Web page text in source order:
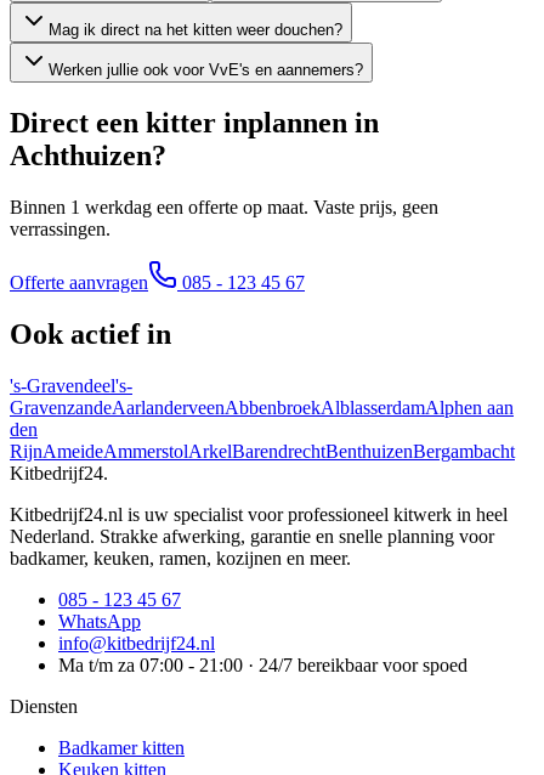
Mag ik direct na het kitten weer douchen?
Werken jullie ook voor VvE's en aannemers?
Direct een kitter inplannen in
Achthuizen?
Binnen 1 werkdag een offerte op maat. Vaste prijs, geen
verrassingen.
Offerte aanvragen 085 - 123 45 67
Ook actief in
's-Gravendeel's-
GravenzandeAarlanderveenAbbenbroekAlblasserdamAlphen aan
den
RijnAmeideAmmerstolArkelBarendrechtBenthuizenBergambacht
Kitbedrijf24.
Kitbedrijf24.nl is uw specialist voor professioneel kitwerk in heel
Nederland. Strakke afwerking, garantie en snelle planning voor
badkamer, keuken, ramen, kozijnen en meer.
085 - 123 45 67
WhatsApp
info@kitbedrijf24.nl
Ma t/m za 07:00 - 21:00 · 24/7 bereikbaar voor spoed
Diensten
Badkamer kitten
Keuken kitten